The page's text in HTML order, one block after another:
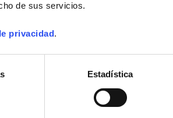
de sus servicios.
privacidad.
Estadística